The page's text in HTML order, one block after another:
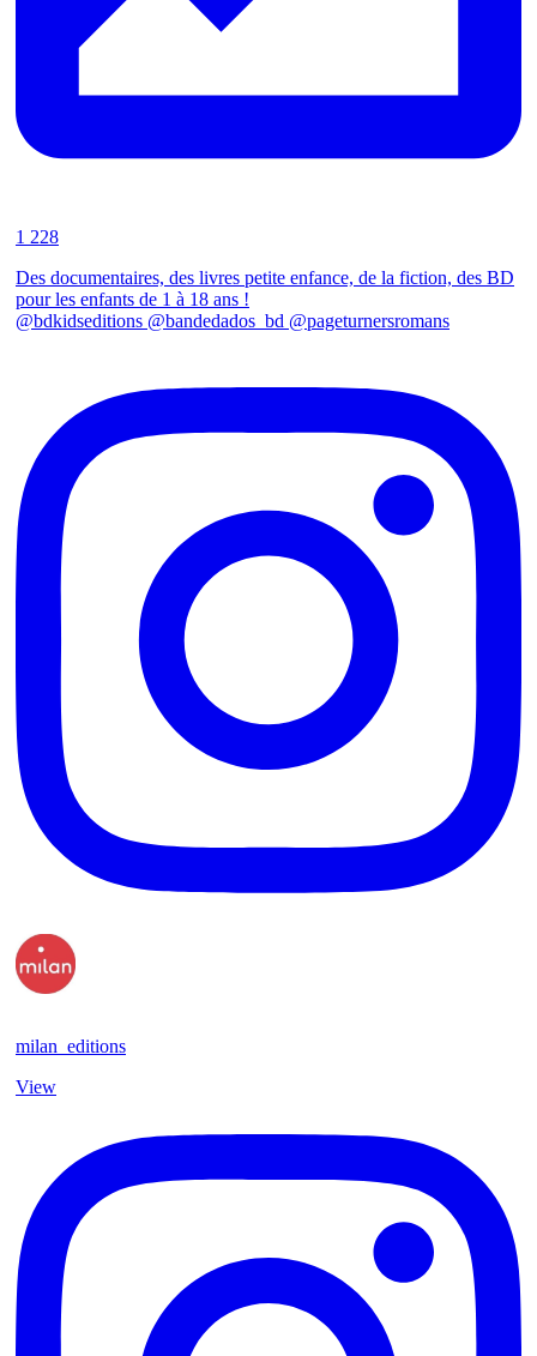
1 228
Des documentaires, des livres petite enfance, de la fiction, des BD
pour les enfants de 1 à 18 ans !
@bdkidseditions @bandedados_bd @pageturnersromans
milan_editions
View